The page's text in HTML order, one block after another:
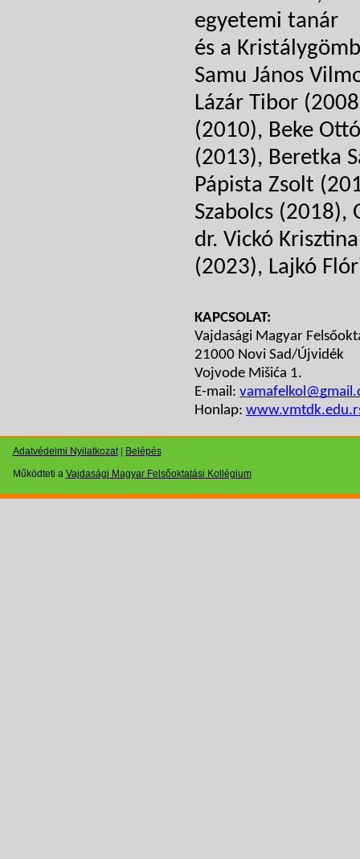
egyetemi tanár
és a
Samu János
Lázár Tibor
(2010), Beke
(2013), Beretka
Pápista Zsolt
Szabolcs (2018),
dr. Vickó
(2023), Lajkó
KAPCSOLAT:
Vajdasági Magyar
21000 Novi Sad/Újvidék
Vojvode Mišića 1.
E-mail:
Honlap:
Adatvédelmi Nyilatkozat| Belépés
Működteti a Vajdasági Magyar Felsőoktatási Kollégium